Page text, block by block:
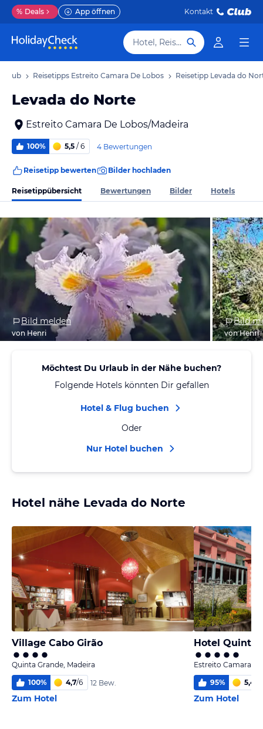
% Deals App öffnen Kontakt
Hotel, Reiseziel
Reisetipps Estreito Camara De Lobos Reisetipp Levada do
Levada do Norte
Estreito Camara De Lobos/Madeira
100% 5,5 / 6 4 Bewertungen
Reisetipp bewerten Bilder hochladen
Reisetippübersicht Bewertungen Bilder Hotels
Bild melden
von Henri
Bild
von Henri
Möchtest Du Urlaub in der Nähe buchen?
Folgende Hotels könnten Dir gefallen
Hotel & Flug buchen
Oder
Nur Hotel buchen
Hotel nähe Levada do Norte
Village Cabo Girão
Quinta Grande, Madeira
100% 4,7/6 12 Bew.
Zum Hotel
Hotel Quinta
Estreito Camara
95% 5,4
Zum Hotel